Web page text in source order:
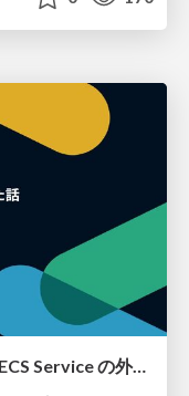
Service Connect 上のサービスに ECS Service の外側から到達できなかった話